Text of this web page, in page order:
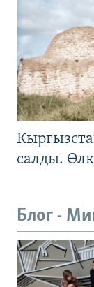
салды.
Блог -